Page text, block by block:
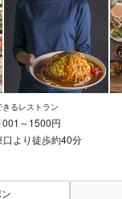
るレストラン
～1500円
より徒歩約40分